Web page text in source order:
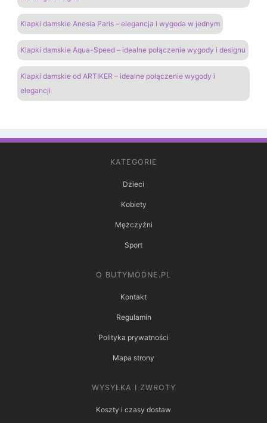
Klapki damskie Anesia Paris – elegancja i wygoda w jednym
Klapki damskie Aqua-Speed – idealne połączenie wygody i designu
Klapki damskie od ARTIKER – idealne połączenie wygody i
elegancji
KATEGORIE
Dzieci
Kobiety
Mężczyźni
Sport
O BUTYMODNE.PL
Kontakt
Regulamin
Polityka prywatności
Mapa strony
WYSYŁKA I ZWROTY
Koszty i czasy dostaw